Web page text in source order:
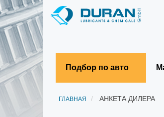
Подбор по авто
ГЛАВНАЯ АНКЕТА ДИЛЕРА